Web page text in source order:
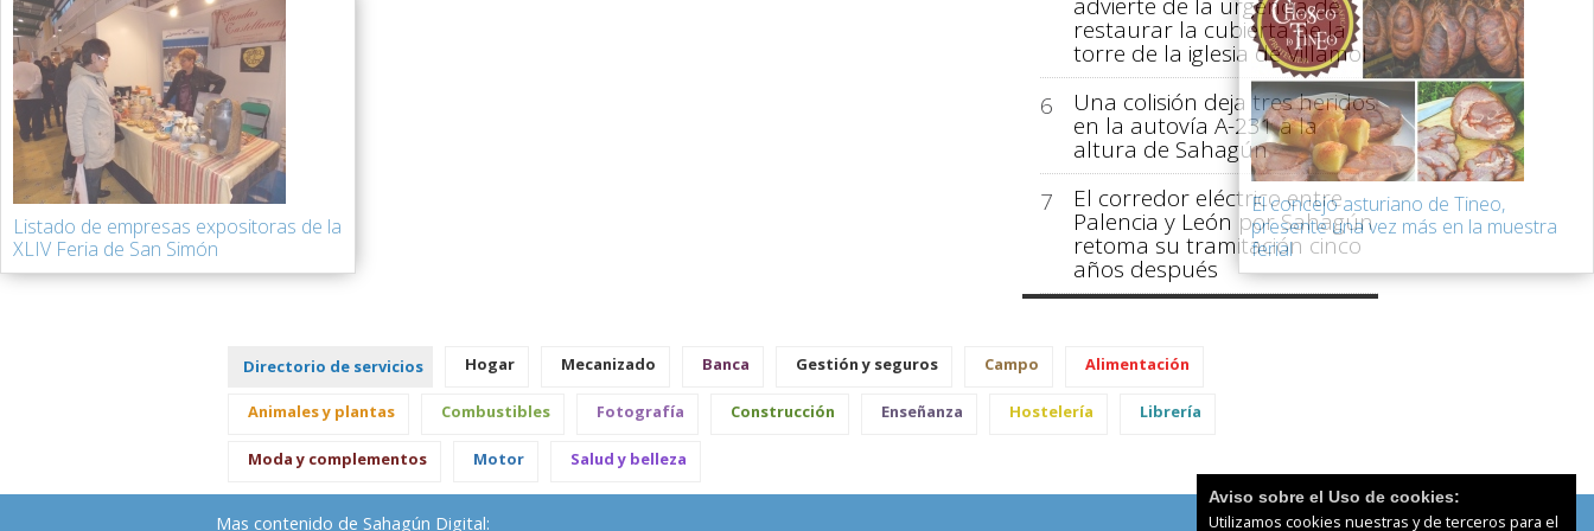
advierte de la urgencia de
restaurar la cubierta de la
torre de la iglesia de Villamol
6
Una colisión deja tres heridos
en la autovía A-231 a la
altura de Sahagún
7
El corredor eléctrico entre
Palencia y León por Sahagún
retoma su tramitación cinco
años después
Listado de empresas expositoras de la
XLIV Feria de San Simón
El concejo asturiano de Tineo,
presente una vez más en la muestra
ferial
Directorio de servicios Hogar Mecanizado Banca Gestión y seguros Campo Alimentación
Animales y plantas Combustibles Fotografía Construcción Enseñanza Hostelería Librería
Moda y complementos Motor Salud y belleza
Mas contenido de Sahagún Digital:
Aviso sobre el Uso de cookies:
Utilizamos cookies nuestras y de terceros para el